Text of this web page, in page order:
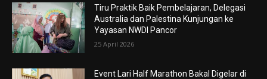
Tiru Praktik Baik Pembelajaran, Delegasi
Australia dan Palestina Kunjungan ke
Yayasan NWDI Pancor
25 April 2026
Event Lari Half Marathon Bakal Digelar di